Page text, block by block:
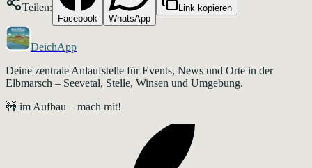
Teilen:
Facebook WhatsApp
Link kopieren
DeichApp
Deine zentrale Anlaufstelle für Events, News und Orte in der
Elbmarsch – Seevetal, Stelle, Winsen und Umgebung.
🚧 im Aufbau – mach mit!